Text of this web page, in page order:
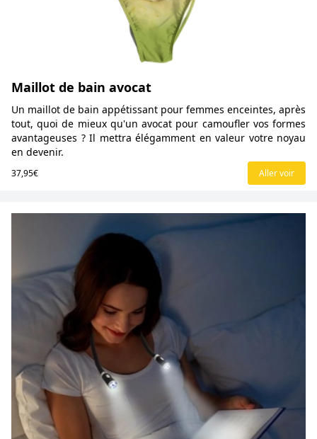
Maillot de bain avocat
Un maillot de bain appétissant pour femmes enceintes, après
tout, quoi de mieux qu'un avocat pour camoufler vos formes
avantageuses ? Il mettra élégamment en valeur votre noyau
en devenir.
37,95€ Aller voir